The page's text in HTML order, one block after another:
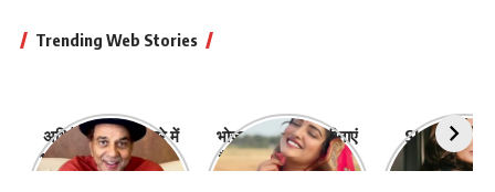
Trending Web Stories
अभिनेता धर्मेंद्र के बारे में
10 रोचक बातें, जिनके बारे
भोजपुरी की ये 10 हसीनाएं
हैं सबसे खूबसूरत | top-
Shefali
‘कांटा लगा